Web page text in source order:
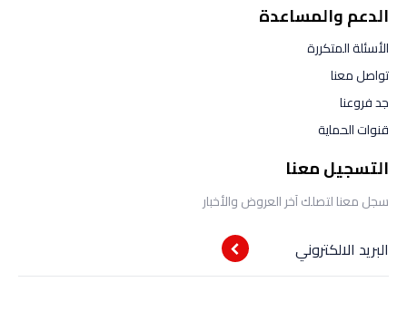
الدعم والمساعدة
الأسئلة المتكررة
تواصل معنا
جد فروعنا
قنوات الحماية
التسجيل معنا
سجل معنا لتصلك آخر العروض والأخبار
البريد الالكتروني